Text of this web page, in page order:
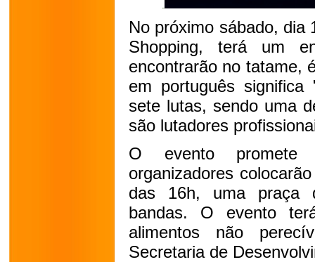
No próximo sábado, dia
Shopping, terá um
encontrarão no tatame,
em português
sete lutas, sendo uma
são lutadores
O evento promete
organizadores
das 16h, uma praça
bandas. O evento
alimentos não
Secretaria de